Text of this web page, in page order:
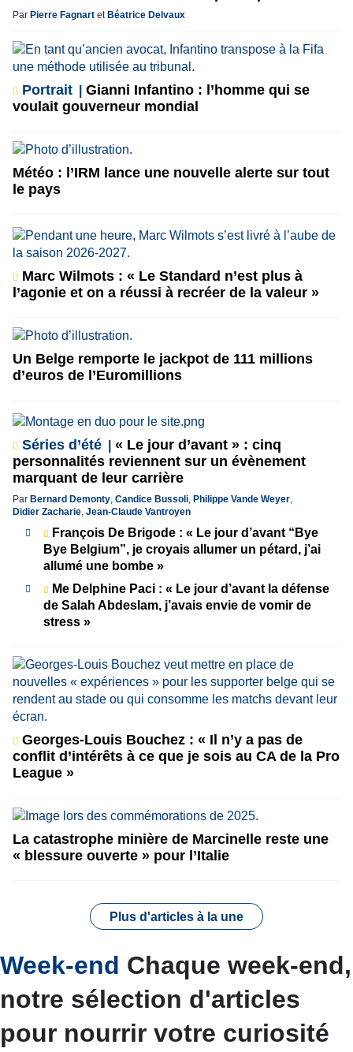
Par Pierre Fagnart et Béatrice Delvaux
Portrait
Gianni Infantino : l’homme qui se
voulait gouverneur mondial
Météo : l’IRM lance une nouvelle alerte sur tout
le pays
Marc Wilmots : « Le Standard n’est plus à
l’agonie et on a réussi à recréer de la valeur »
Un Belge remporte le jackpot de 111 millions
d’euros de l’Euromillions
Séries d’été
« Le jour d’avant » : cinq
personnalités reviennent sur un évènement
marquant de leur carrière
Par Bernard Demonty, Candice Bussoli, Philippe Vande Weyer,
Didier Zacharie, Jean-Claude Vantroyen
François De Brigode : « Le jour d’avant “Bye
Bye Belgium”, je croyais allumer un pétard, j’ai
allumé une bombe »
Me Delphine Paci : « Le jour d’avant la défense
de Salah Abdeslam, j’avais envie de vomir de
stress »
Georges-Louis Bouchez : « Il n’y a pas de
conflit d’intérêts à ce que je sois au CA de la Pro
League »
La catastrophe minière de Marcinelle reste une
« blessure ouverte » pour l’Italie
Plus d'articles à la une
Week-end Chaque week-end,
notre sélection d'articles
pour nourrir votre curiosité